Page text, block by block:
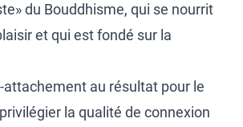
du Bouddhisme, qui se nourrit
et qui est fondé sur la
attachement au résultat pour le
la qualité de connexion